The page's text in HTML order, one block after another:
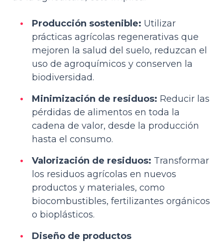
Producción sostenible: Utilizar
prácticas agrícolas regenerativas que
mejoren la salud del suelo, reduzcan el
uso de agroquímicos y conserven la
biodiversidad.
Minimización de residuos: Reducir las
pérdidas de alimentos en toda la
cadena de valor, desde la producción
hasta el consumo.
Valorización de residuos: Transformar
los residuos agrícolas en nuevos
productos y materiales, como
biocombustibles, fertilizantes orgánicos
o bioplásticos.
Diseño de productos